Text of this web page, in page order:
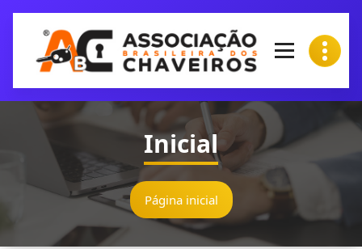
Inicial
Página inicial